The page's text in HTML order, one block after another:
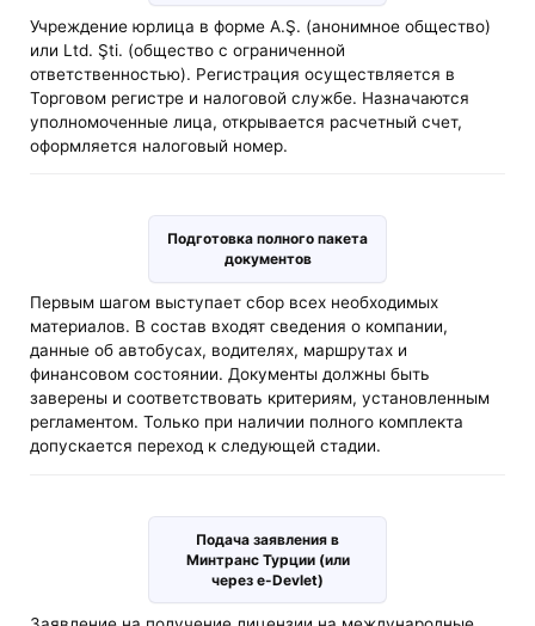
Учреждение юрлица в форме A.Ş. (анонимное общество)
или Ltd. Şti. (общество с ограниченной
ответственностью). Регистрация осуществляется в
Торговом регистре и налоговой службе. Назначаются
уполномоченные лица, открывается расчетный счет,
оформляется налоговый номер.
Подготовка полного пакета
документов
Первым шагом выступает сбор всех необходимых
материалов. В состав входят сведения о компании,
данные об автобусах, водителях, маршрутах и
финансовом состоянии. Документы должны быть
заверены и соответствовать критериям, установленным
регламентом. Только при наличии полного комплекта
допускается переход к следующей стадии.
Подача заявления в
Минтранс Турции (или
через e-Devlet)